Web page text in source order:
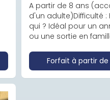
A partir de 8 ans
d'un adulte)Difficulté :
qui ? Idéal pour un
ou une sortie en
Forfait à partir